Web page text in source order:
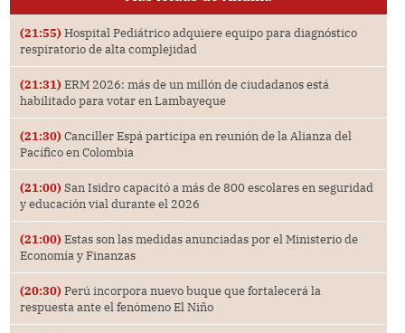
(21:55) Hospital Pediátrico adquiere equipo para diagnóstico
respiratorio de alta complejidad
(21:31) ERM 2026: más de un millón de ciudadanos está
habilitado para votar en Lambayeque
(21:30) Canciller Espá participa en reunión de la Alianza del
Pacífico en Colombia
(21:00) San Isidro capacitó a más de 800 escolares en seguridad
y educación vial durante el 2026
(21:00) Estas son las medidas anunciadas por el Ministerio de
Economía y Finanzas
(20:30) Perú incorpora nuevo buque que fortalecerá la
respuesta ante el fenómeno El Niño